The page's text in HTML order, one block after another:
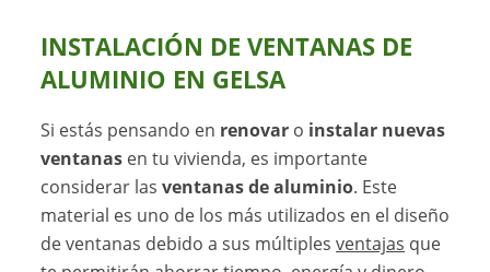
INSTALACIÓN DE VENTANAS DE
ALUMINIO EN GELSA
Si estás pensando en renovar o instalar nuevas
ventanas en tu vivienda, es importante
considerar lasventanas de aluminio. Este
material es uno de los más utilizados en el diseño
de ventanas debido a sus múltiplesventajas que